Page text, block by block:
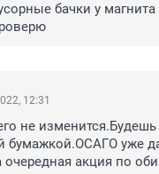
бачки у магнита
12:31
не изменится.Будешь
бумажкой.ОСАГО уже
очередная акция по